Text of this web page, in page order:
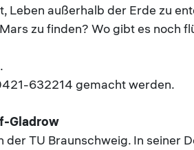
Leben außerhalb der Erde zu
zu finden? Wo gibt es noch
632214 gemacht werden.
Gladrow
TU Braunschweig. In seiner